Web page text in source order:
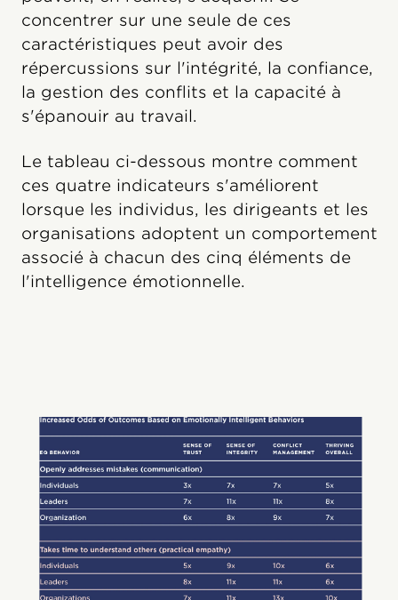
concentrer sur une seule de ces
caractéristiques peut avoir des
répercussions sur l'intégrité, la confiance,
la gestion des conflits et la capacité à
s'épanouir au travail.
Le tableau ci-dessous montre comment
ces quatre indicateurs s'améliorent
lorsque les individus, les dirigeants et les
organisations adoptent un comportement
associé à chacun des cinq éléments de
l'intelligence émotionnelle.